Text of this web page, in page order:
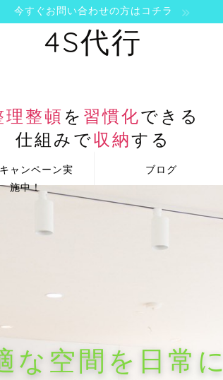
今すぐお問い合わせの方はコチラ
4S代行
理整頓を 習慣化できる
仕組みで収納する
ャンペーン実
施中！
ブログ
な空間を日常に